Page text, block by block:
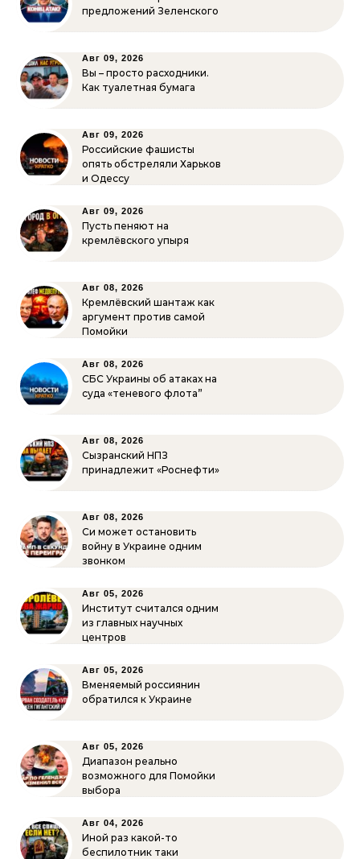
предложений Зеленского
Авг 09, 2026
Вы – просто расходники.
Как туалетная бумага
Авг 09, 2026
Российские фашисты
опять обстреляли Харьков
и Одессу
Авг 09, 2026
Пусть пеняют на
кремлёвского упыря
Авг 08, 2026
Кремлёвский шантаж как
аргумент против самой
Помойки
Авг 08, 2026
СБС Украины об атаках на
суда «теневого флота”
Авг 08, 2026
Сызранский НПЗ
принадлежит «Роснефти»
Авг 08, 2026
Си может остановить
войну в Украине одним
звонком
Авг 05, 2026
Институт считался одним
из главных научных
центров
Авг 05, 2026
Вменяемый россиянин
обратился к Украине
Авг 05, 2026
Диапазон реально
возможного для Помойки
выбора
Авг 04, 2026
Иной раз какой-то
беспилотник таки